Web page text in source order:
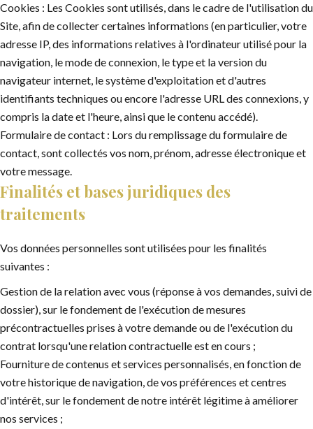
Cookies : Les Cookies sont utilisés, dans le cadre de l'utilisation du
Site, afin de collecter certaines informations (en particulier, votre
adresse IP, des informations relatives à l'ordinateur utilisé pour la
navigation, le mode de connexion, le type et la version du
navigateur internet, le système d'exploitation et d'autres
identifiants techniques ou encore l'adresse URL des connexions, y
compris la date et l'heure, ainsi que le contenu accédé).
Formulaire de contact : Lors du remplissage du formulaire de
contact, sont collectés vos nom, prénom, adresse électronique et
votre message.
Finalités et bases juridiques des
traitements
Vos données personnelles sont utilisées pour les finalités
suivantes :
Gestion de la relation avec vous (réponse à vos demandes, suivi de
dossier), sur le fondement de l'exécution de mesures
précontractuelles prises à votre demande ou de l'exécution du
contrat lorsqu'une relation contractuelle est en cours ;
Fourniture de contenus et services personnalisés, en fonction de
votre historique de navigation, de vos préférences et centres
d'intérêt, sur le fondement de notre intérêt légitime à améliorer
nos services ;